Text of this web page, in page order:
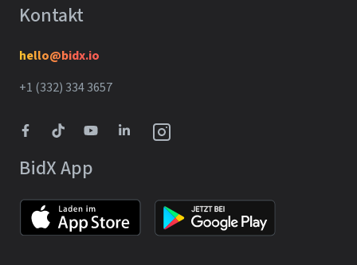
Kontakt
hello@bidx.io
+1 (332) 334 3657‬‬
BidX App